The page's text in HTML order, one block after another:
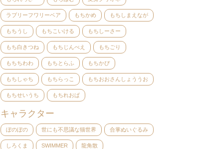
ラブリーフワリーベア もちかめ もちしまえなが
もちうし もちこいける もちしーさー
もち白きつね もちじんべえ もちごり
もちちわわ もちとらふ もちかぴ
もちしゃち もちらっこ もちおおさんしょううお
もちせいうち もちれおぱ
キャラクター
ぼのぼの 世にも不思議な猫世界 合掌ぬいぐるみ
しろくま SWIMMER 龍角散